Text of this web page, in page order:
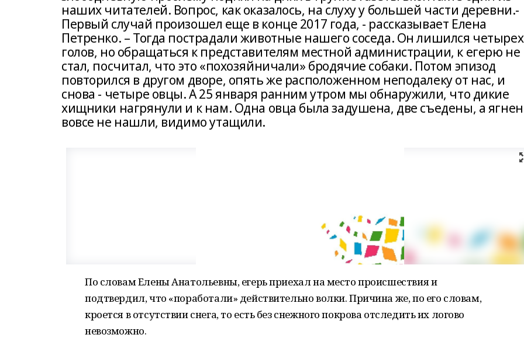
наших читателей. Вопрос, как оказалось, на слуху у большей части деревни.-
Первый случай произошел еще в конце 2017 года, - рассказывает Елена
Петренко. – Тогда пострадали животные нашего соседа. Он лишился четырех
голов, но обращаться к представителям местной администрации, к егерю не
стал, посчитал, что это «похозяйничали» бродячие собаки. Потом эпизод
повторился в другом дворе, опять же расположенном неподалеку от нас, и
снова - четыре овцы. А 25 января ранним утром мы обнаружили, что дикие
хищники нагрянули и к нам. Одна овца была задушена, две съедены, а
вовсе не нашли, видимо утащили.
По словам Елены Анатольевны, егерь приехал на место происшествия и
подтвердил, что «поработали» действительно волки. Причина же, по его словам,
кроется в отсутствии снега, то есть без снежного покрова отследить их логово
невозможно.